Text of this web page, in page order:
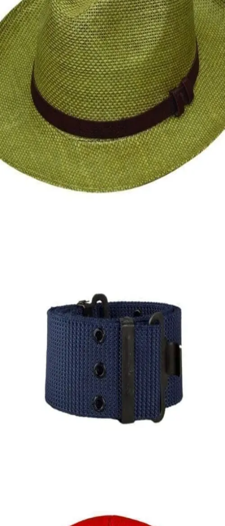
Quick View
Εξαντλημένο
ΑΝΔΡΙΚΑ ΚΑΠΕΛΑ
Fedora με δερμάτινο λουράκι
12,00€
Quick View